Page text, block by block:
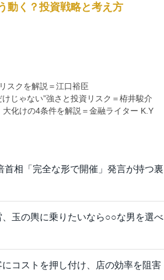
動く？投資戦略と考え方
スクを解説＝江口裕臣
じゃない”強さと投資リスク＝栫井駿介
化けの4条件を解説＝金融ライター K.Y
相「完全な形で開催」発言が持つ裏
、玉の輿に乗りたいなら○○な男を選べ
コストを押し付け、店の効率を阻害